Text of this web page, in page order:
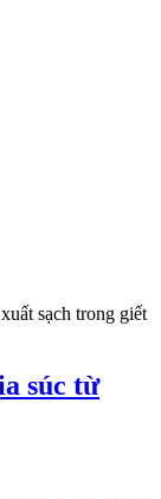
sạch trong giết
súc từ